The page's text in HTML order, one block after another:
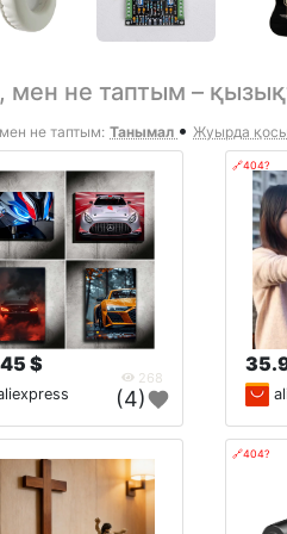
мен не таптым –
не таптым: Танымал • Жуырда
$
268
(4)
🔗404?
🔗404?